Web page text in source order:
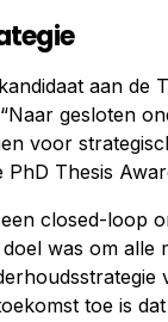
aan de
gesloten
voor
PhD Thesis
closed-loop
was om alle
toe is